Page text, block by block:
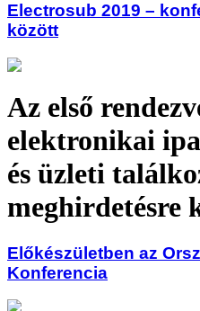
Electrosub 2019 –
között
Az első
elektronikai
és üzleti
meghirdetésre
Előkészületben az
Konferencia